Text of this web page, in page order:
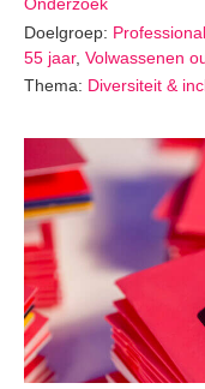
Doelgroep:
55 jaar, Volwassenen
Thema: Diversiteit &